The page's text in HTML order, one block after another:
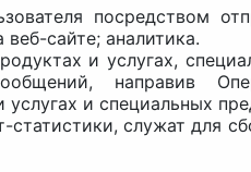
посредством
сайте; аналитика.
и услугах,
направив
и специальных
служат для